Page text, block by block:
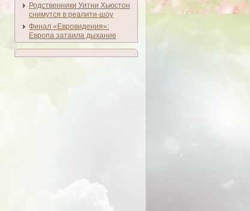
Родственники Уитни Хьюстон
снимутся в реалити-шоу
Финал «Евровидения»:
Европа затаила дыхание